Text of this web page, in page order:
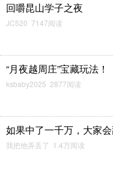
回嚼昆山学子之夜
JC520 7147阅读
“月夜越周庄”宝藏玩法！
ksbaby2025 2877阅读
如果中了一千万，大家
我把他弄丢了 1.4万阅读